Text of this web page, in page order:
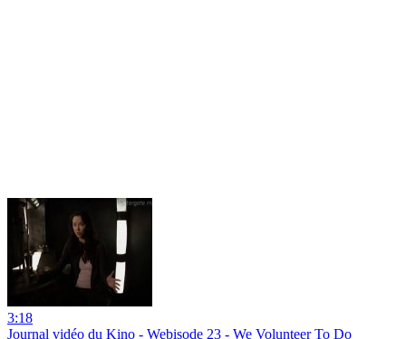
3:18
Journal vidéo du Kino - Webisode 23 - We Volunteer To Do